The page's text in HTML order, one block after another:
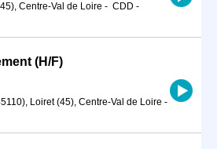
Centre-Val de Loire - CDD -
(H/F)
Loiret (45), Centre-Val de Loire -